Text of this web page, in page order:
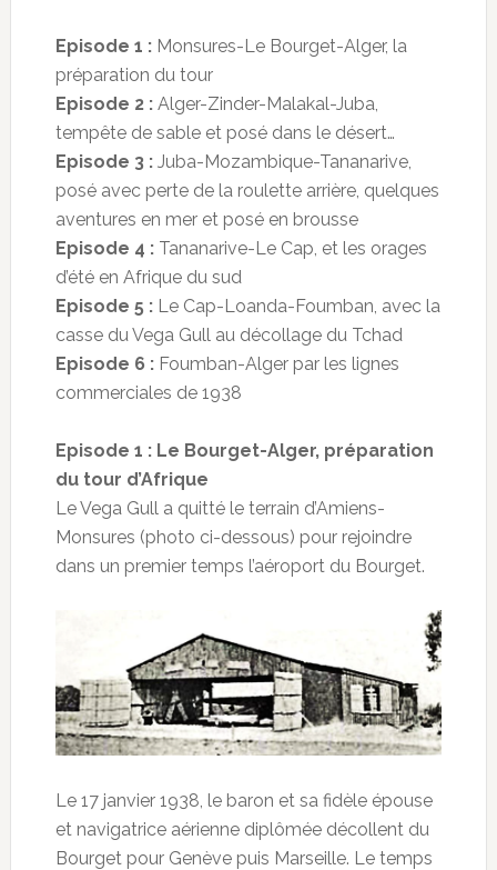
Episode 1 :Monsures-Le Bourget-Alger, la
préparation du tour
Episode 2 :Alger-Zinder-Malakal-Juba,
tempête de sable et posé dans le désert…
Episode 3 :Juba-Mozambique-Tananarive,
posé avec perte de la roulette arrière, quelques
aventures en mer et posé en brousse
Episode 4 :Tananarive-Le Cap, et les orages
d’été en Afrique du sud
Episode 5 :Le Cap-Loanda-Foumban, avec la
casse du Vega Gull au décollage du Tchad
Episode 6 :Foumban-Alger par les lignes
commerciales de 1938
Episode 1 : Le Bourget-Alger, préparation
du tour d’Afrique
Le Vega Gull a quitté le terrain d’Amiens-
Monsures (photo ci-dessous) pour rejoindre
dans un premier temps l’aéroport du Bourget.
Le 17 janvier 1938, le baron et sa fidèle épouse
et navigatrice aérienne diplômée décollent du
Bourget pour Genève puis Marseille. Le temps